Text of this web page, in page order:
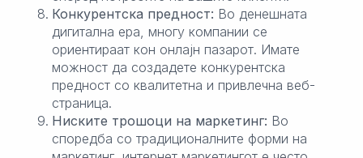
Конкурентска предност: Во денешната
дигитална ера, многу компании се
ориентираат кон онлајн пазарот. Имате
можност да создадете конкурентска
предност со квалитетна и привлечна веб-
страница.
Ниските трошоци на маркетинг: Во
споредба со традиционалните форми на